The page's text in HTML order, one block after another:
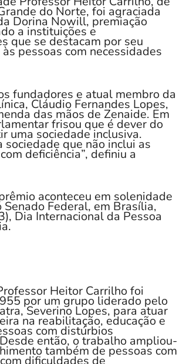
do Norte, foi agraciada
Dorina Nowill, premiação
a instituições e
que se destacam por seu
pessoas com necessidades
fundadores e atual membro da
Cláudio Fernandes Lopes,
das mãos de Zenaide. Em
frisou que é dever do
uma sociedade inclusiva.
sociedade que não inclui as
deficiência”, definiu a
aconteceu em solenidade
Federal, em Brasília,
Dia Internacional da Pessoa
Heitor Carrilho foi
por um grupo liderado pelo
Severino Lopes, para atuar
na reabilitação, educação e
com distúrbios
então, o trabalho ampliou-
também de pessoas com